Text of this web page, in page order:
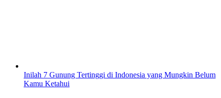
Inilah 7 Gunung Tertinggi di Indonesia yang Mungkin Belum
Kamu Ketahui